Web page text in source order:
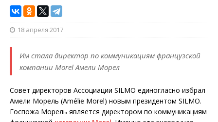
18 апреля 2017
Им стала директор по коммуникациям французской
компании Morel Амели Морел
Совет директоров Ассоциации SILMO единогласно избрал
Амели Морель (Amélie Morel) новым президентом SILMO.
Госпожа Морель является директором по коммуникациям